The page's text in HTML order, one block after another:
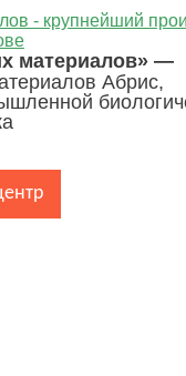
материалов» —
Абрис,